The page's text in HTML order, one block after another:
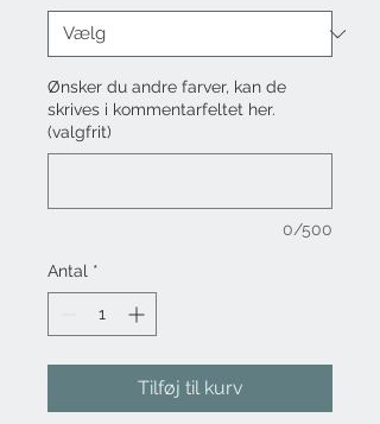
Ønsker du andre farver, kan de
skrives i kommentarfeltet her.
(valgfrit)
0/500
Antal *
Tilføj til kurv